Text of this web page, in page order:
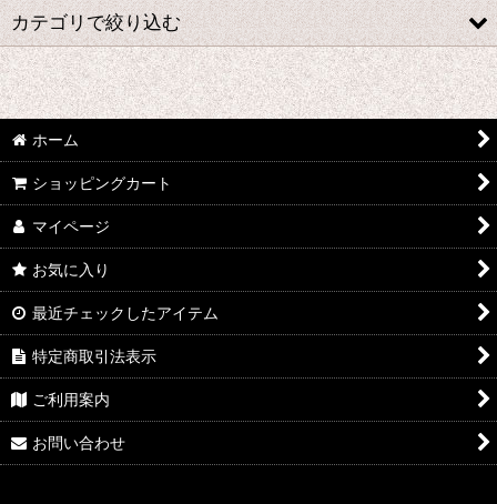
並び順:
絞り込む
カテゴリで絞り込む
あ行 コスプレ衣装 (全商品)
ウマ娘プリティーダービー
あんさんぶるスターズ
IdentityV
アズールレーン
王様ランキング
イケメン戦国 時をかける恋
イケメン革命 アリスと恋の魔法
イケメンヴァンパイア
ホーム
ショッピングカート
マイページ
お気に入り
最近チェックしたアイテム
特定商取引法表示
ご利用案内
お問い合わせ